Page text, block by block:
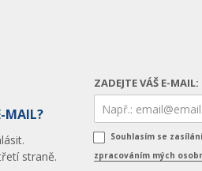
MAIL?
straně.
ZADEJTE VÁŠ E-MAIL:
Souhlasím se
zpracováním mých